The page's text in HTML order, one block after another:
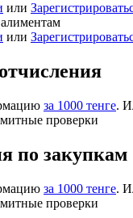
или
или
за 1000 тенге.
проверки
по закупкам
за 1000 тенге.
проверки